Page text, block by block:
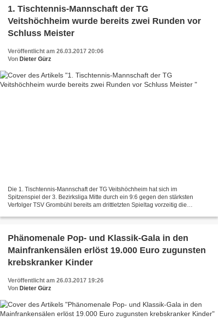
1. Tischtennis-Mannschaft der TG
Veitshöchheim wurde bereits zwei Runden vor
Schluss Meister
Veröffentlicht am 26.03.2017 20:06
Von Dieter Gürz
Die 1. Tischtennis-Mannschaft der TG Veitshöchheim hat sich im
Spitzenspiel der 3. Bezirksliga Mitte durch ein 9:6 gegen den stärksten
Verfolger TSV Grombühl bereits am drittletzten Spieltag vorzeitig die
Phänomenale Pop- und Klassik-Gala in den
Mainfrankensälen erlöst 19.000 Euro zugunsten
krebskranker Kinder
Veröffentlicht am 26.03.2017 19:26
Von Dieter Gürz